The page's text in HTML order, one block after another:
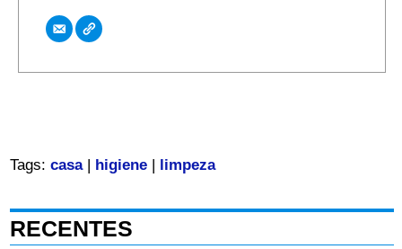
Tags: casa| higiene| limpeza
RECENTES